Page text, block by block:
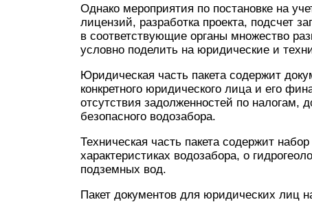
Однако мероприятия по постановке на
лицензий, разработка проекта, подсчет
в соответствующие органы множество
условно поделить на юридические и
Юридическая часть пакета содержит
конкретного юридического лица и его
отсутствия задолженностей по налогам,
безопасного водозабора.
Техническая часть пакета содержит
характеристиках водозабора, о
подземных вод.
Пакет документов для юридических лиц